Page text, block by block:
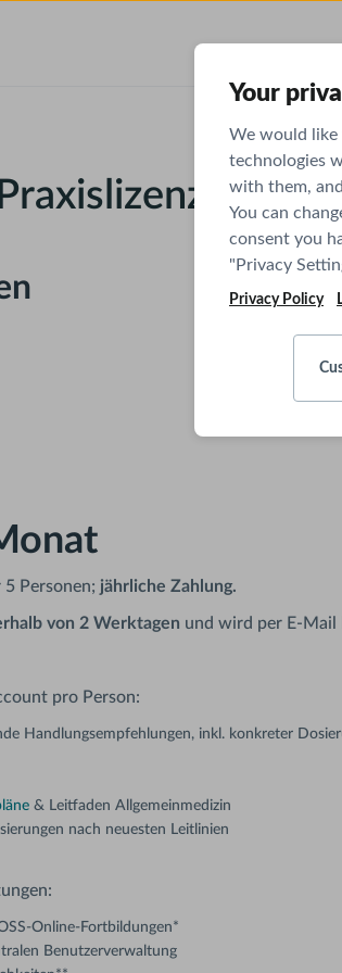
Your
We would like
technologies
with them,
You can
consent you
"Privacy
Privacy Policy
Personen; jährliche Zahlung.
von 2 Werktagen und wird per E-Mail
pro Person:
Handlungsempfehlungen, inkl. konkreter
& Leitfaden Allgemeinmedizin
nach neuesten Leitlinien
Online-Fortbildungen*
Benutzerverwaltung